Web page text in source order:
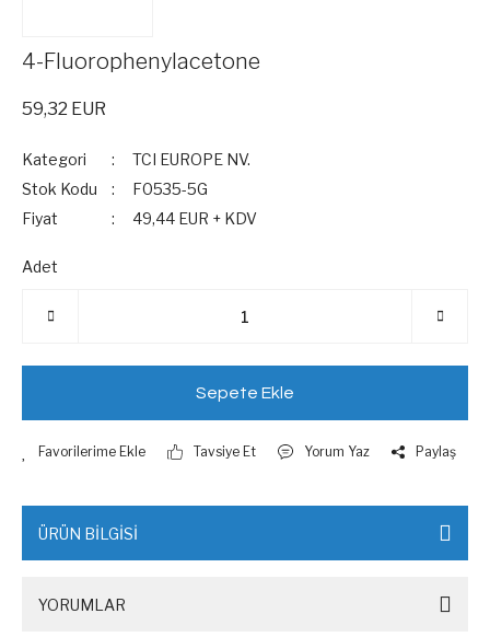
4-Fluorophenylacetone
59,32 EUR
Kategori
TCI EUROPE NV.
Stok Kodu
F0535-5G
Fiyat
49,44 EUR + KDV
Adet
Sepete Ekle
Tavsiye Et Yorum Yaz Paylaş
ÜRÜN BİLGİSİ
YORUMLAR